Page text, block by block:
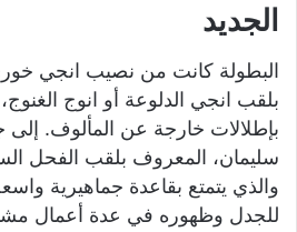
الجديد
البطولة كانت من نصيب انجي
بلقب انجي الدلوعة أو انوج الغنوج،
بإطلالات خارجة عن المألوف. إلى
سليمان، المعروف بلقب الفحل
والذي يتمتع بقاعدة جماهيرية
للجدل وظهوره في عدة أعمال